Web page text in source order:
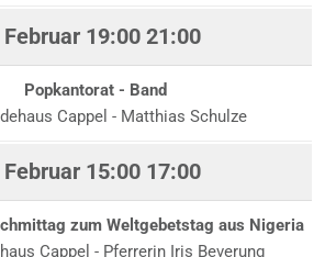
Februar 19:00 21:00
Popkantorat - Band
Cappel - Matthias Schulze
15:00 17:00
zum Weltgebetstag aus Nigeria
Cappel - Pferrerin Iris Beverung